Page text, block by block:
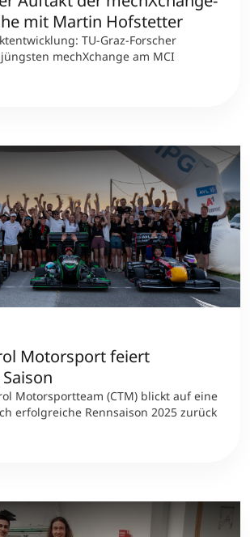
mit Martin Hofstetter
TU-Graz-Forscher
mechXchange am MCI
Motorsport feiert
Motorsportteam (CTM) blickt auf eine
erfolgreiche Rennsaison 2025 zurück